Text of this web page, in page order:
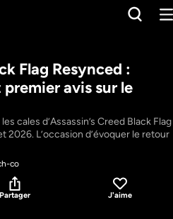
Flag Resynced :
avis sur le
cales d’Assassin’s Creed Black Flag
2026. L’occasion d’évoquer le retour
créatif chez Ubisoft Singapour, et
Kenway, tout heureux de reprendre
dans les Caraïbes. Que vaut
avis.
Paul Fu, Matt Ryan
co
Partager J'aime